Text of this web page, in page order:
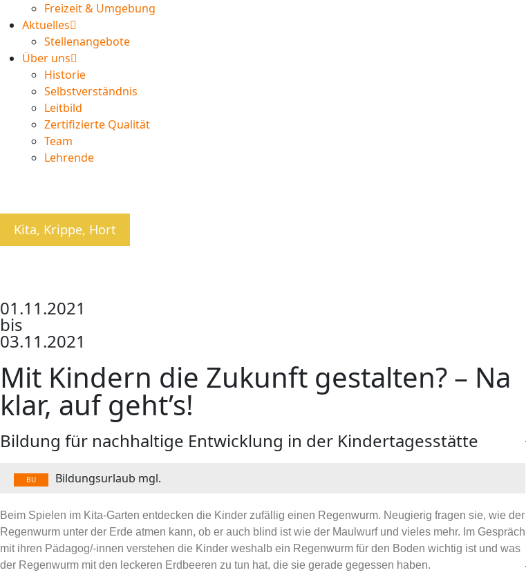
Freizeit & Umgebung
Aktuelles
Stellenangebote
Über uns
Historie
Selbstverständnis
Leitbild
Zertifizierte Qualität
Team
Lehrende
Kita, Krippe, Hort
01.11.2021
bis
03.11.2021
Mit Kindern die Zukunft gestalten? – Na
klar, auf geht’s!
Bildung für nachhaltige Entwicklung in der Kindertagesstätte
BU Bildungsurlaub mgl.
Beim Spielen im Kita-Garten entdecken die Kinder zufällig einen Regenwurm. Neugierig fragen sie, wie der
Regenwurm unter der Erde atmen kann, ob er auch blind ist wie der Maulwurf und vieles mehr. Im Gespräch
mit ihren Pädagog/-innen verstehen die Kinder weshalb ein Regenwurm für den Boden wichtig ist und was
der Regenwurm mit den leckeren Erdbeeren zu tun hat, die sie gerade gegessen haben.